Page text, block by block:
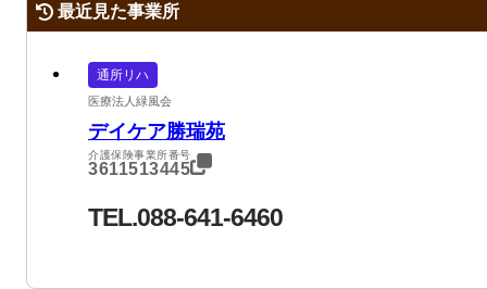
最近見た事業所
通所リハ
医療法人緑風会
デイケア勝瑞苑
介護保険事業所番号
3611513445
TEL.088-641-6460